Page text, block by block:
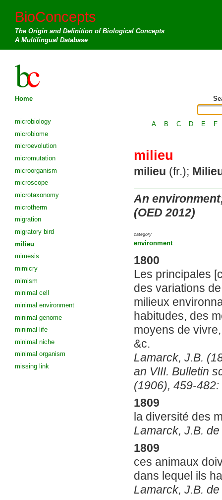
BioConcepts
The Origin and Definition of Biological Concepts
A Multilingual Database
Home
microbiology
microbiome
microevolution
micromutation
microorganism
microscope
microtaxonomy
microtherm
migration
migratory bird
milieu
mimesis
mimicry
mimism
minimal cell
minimal environment
minimal genome
minimal life
minimal niche
minimal organism
missing link
A B C D E F
milieu
milieu (fr.);
An
(OED 2012)
category
environment
1800
Les principales
des variations
milieux
habitudes, des
moyens de
&c.
Lamarck, J.B.
an VIII. Bulletin
(1906), 459-482:
1809
la diversité des
Lamarck, J.B.
1809
ces animaux
dans lequel ils
Lamarck, J.B.